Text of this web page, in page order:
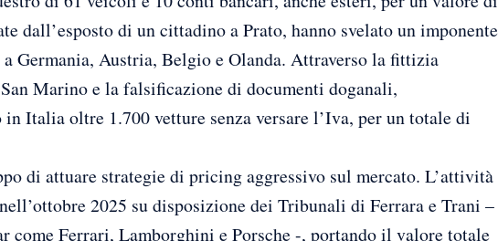
dall’esposto di un cittadino a Prato, hanno svelato un imponente
Germania, Austria, Belgio e Olanda. Attraverso la fittizia
Marino e la falsificazione di documenti doganali,
Italia oltre 1.700 vetture senza versare l’Iva, per un totale di
di attuare strategie di pricing aggressivo sul mercato. L’attività
2025 su disposizione dei Tribunali di Ferrara e Trani –
come Ferrari, Lamborghini e Porsche -, portando il valore totale